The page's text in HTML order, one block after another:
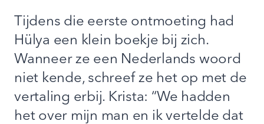
Tijdens die eerste ontmoeting had
Hülya een klein boekje bij zich.
Wanneer ze een Nederlands woord
niet kende, schreef ze het op met de
vertaling erbij. Krista: “We hadden
het over mijn man en ik vertelde dat